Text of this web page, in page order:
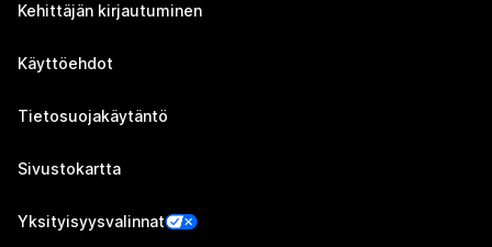
Kehittäjän kirjautuminen
Käyttöehdot
Tietosuojakäytäntö
Sivustokartta
Yksityisyysvalinnat